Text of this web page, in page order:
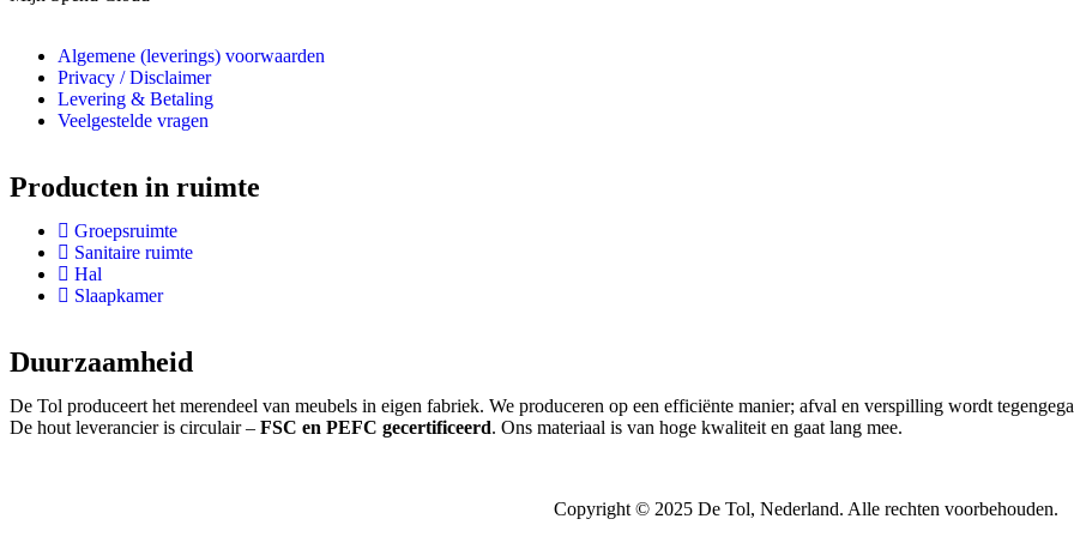
Algemene (leverings) voorwaarden
Privacy / Disclaimer
Levering & Betaling
Veelgestelde vragen
Producten in ruimte
Groepsruimte
Sanitaire ruimte
Hal
Slaapkamer
Duurzaamheid
De Tol produceert het merendeel van meubels in eigen fabriek. We produceren op een efficiënte manier; afval en verspilling wordt
De hout leverancier is circulair – FSC en PEFC gecertificeerd. Ons materiaal is van hoge kwaliteit en gaat lang mee.
Copyright © 2025 De Tol, Nederland. Alle rechten voorbehouden.